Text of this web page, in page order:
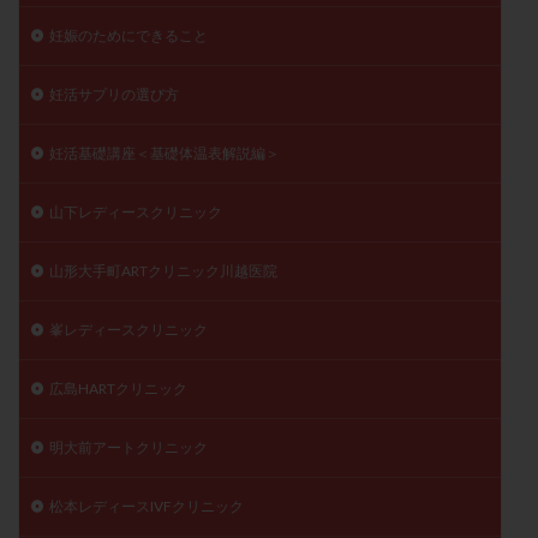
妊娠のためにできること
妊活サプリの選び方
妊活基礎講座＜基礎体温表解説編＞
山下レディースクリニック
山形大手町ARTクリニック川越医院
峯レディースクリニック
広島HARTクリニック
明大前アートクリニック
松本レディースIVFクリニック